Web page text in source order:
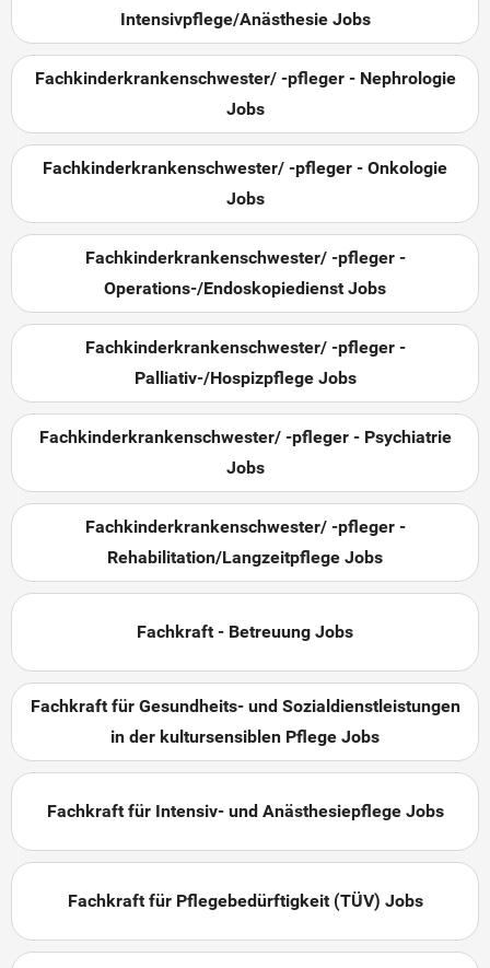
Intensivpflege/Anästhesie Jobs
Fachkinderkrankenschwester/ -pfleger - Nephrologie
Jobs
Fachkinderkrankenschwester/ -pfleger - Onkologie
Jobs
Fachkinderkrankenschwester/ -pfleger -
Operations-/Endoskopiedienst Jobs
Fachkinderkrankenschwester/ -pfleger -
Palliativ-/Hospizpflege Jobs
Fachkinderkrankenschwester/ -pfleger - Psychiatrie
Jobs
Fachkinderkrankenschwester/ -pfleger -
Rehabilitation/Langzeitpflege Jobs
Fachkraft - Betreuung Jobs
Fachkraft für Gesundheits- und Sozialdienstleistungen
in der kultursensiblen Pflege Jobs
Fachkraft für Intensiv- und Anästhesiepflege Jobs
Fachkraft für Pflegebedürftigkeit (TÜV) Jobs